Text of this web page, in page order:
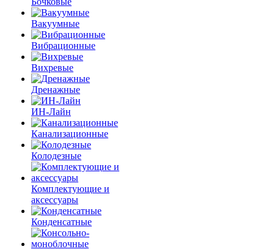
Вакуумные
Вибрационные
Вихревые
Дренажные
ИН-Лайн
Канализационные
Колодезные
Комплектующие и
аксессуары
Конденсатные